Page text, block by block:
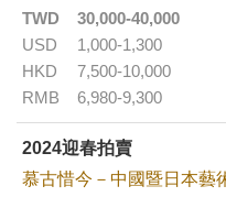
TWD
30,000-40,000
USD
1,000-1,300
HKD
7,500-10,000
RMB
6,980-9,300
2024迎春拍賣
慕古惜今－中國暨日本藝